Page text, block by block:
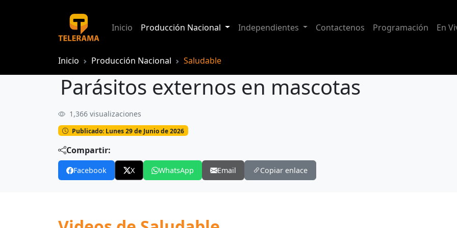
Inicio Producción Nacional Independientes Contactenos Programación En
Inicio Producción Nacional Saludable
Parásitos externos en mascotas
Parásitos externos en mascotas
1,366 visualizaciones
Publicado: Lunes 29 de Junio de 2026
Compartir:
Facebook X WhatsApp Email Copiar enlace